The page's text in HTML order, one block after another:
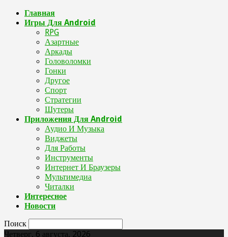
Главная
Игры Для Android
RPG
Азартные
Аркады
Головоломки
Гонки
Другое
Спорт
Стратегии
Шутеры
Приложения Для Android
Аудио И Музыка
Виджеты
Для Работы
Инструменты
Интернет И Браузеры
Мультимедиа
Читалки
Интересное
Новости
Поиск
Четверг, 6 августа, 2026